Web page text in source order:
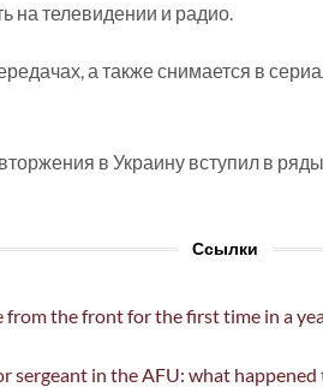
на телевидении и радио.
а также снимается в
в Украину вступил в
Ссылки
the front for the first time in a
sergeant in the AFU: what